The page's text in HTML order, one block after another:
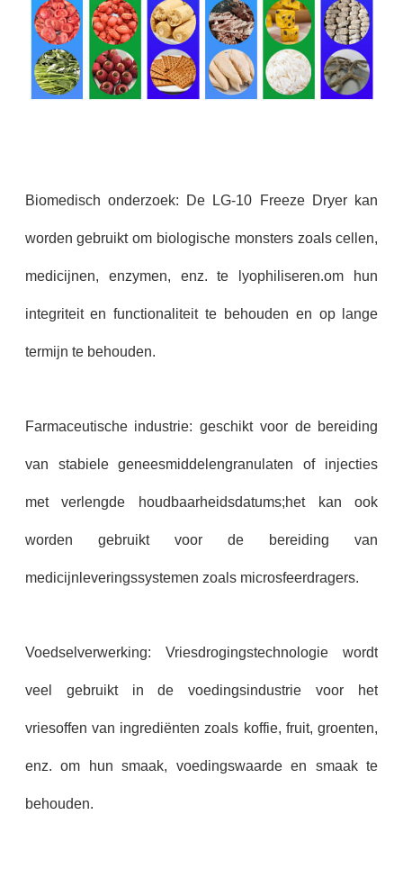
Biomedisch onderzoek: De LG-10 Freeze Dryer kan
worden gebruikt om biologische monsters zoals cellen,
medicijnen, enzymen, enz. te lyophiliseren.om hun
integriteit en functionaliteit te behouden en op lange
termijn te behouden.
Farmaceutische industrie: geschikt voor de bereiding
van stabiele geneesmiddelengranulaten of injecties
met verlengde houdbaarheidsdatums;het kan ook
worden gebruikt voor de bereiding van
medicijnleveringssystemen zoals microsfeerdragers.
Voedselverwerking: Vriesdrogingstechnologie wordt
veel gebruikt in de voedingsindustrie voor het
vriesoffen van ingrediënten zoals koffie, fruit, groenten,
enz. om hun smaak, voedingswaarde en smaak te
behouden.